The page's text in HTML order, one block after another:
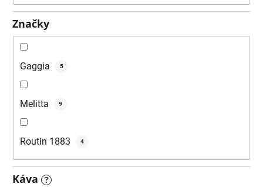
ůZnačky
Gaggia 5
Melitta 9
Routin 1883 4
Káva ?